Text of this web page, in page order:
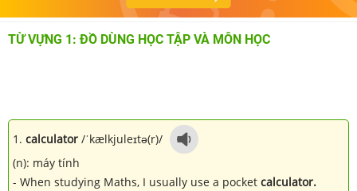
TỪ VỰNG 1: ĐỒ DÙNG HỌC TẬP VÀ MÔN HỌC
1. calculator /ˈkælkjuleɪtə(r)/
(n): máy tính
- When studying Maths, I usually use a pocket calculator.